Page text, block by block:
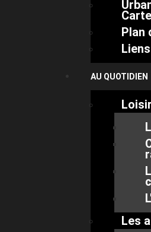
Plan
AU QUOTIDIEN
Les